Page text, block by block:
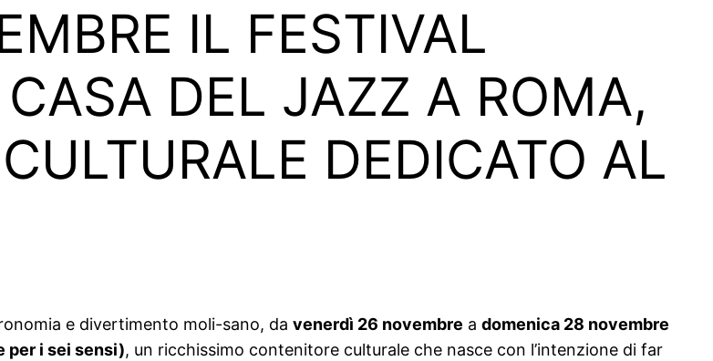
IL FESTIVAL
DEL JAZZ A ROMA,
DEDICATO AL
e divertimento moli-sano, da venerdì 26 novembre a domenica 28 novembre
per i sei sensi), un ricchissimo contenitore culturale che nasce con l’intenzione di far